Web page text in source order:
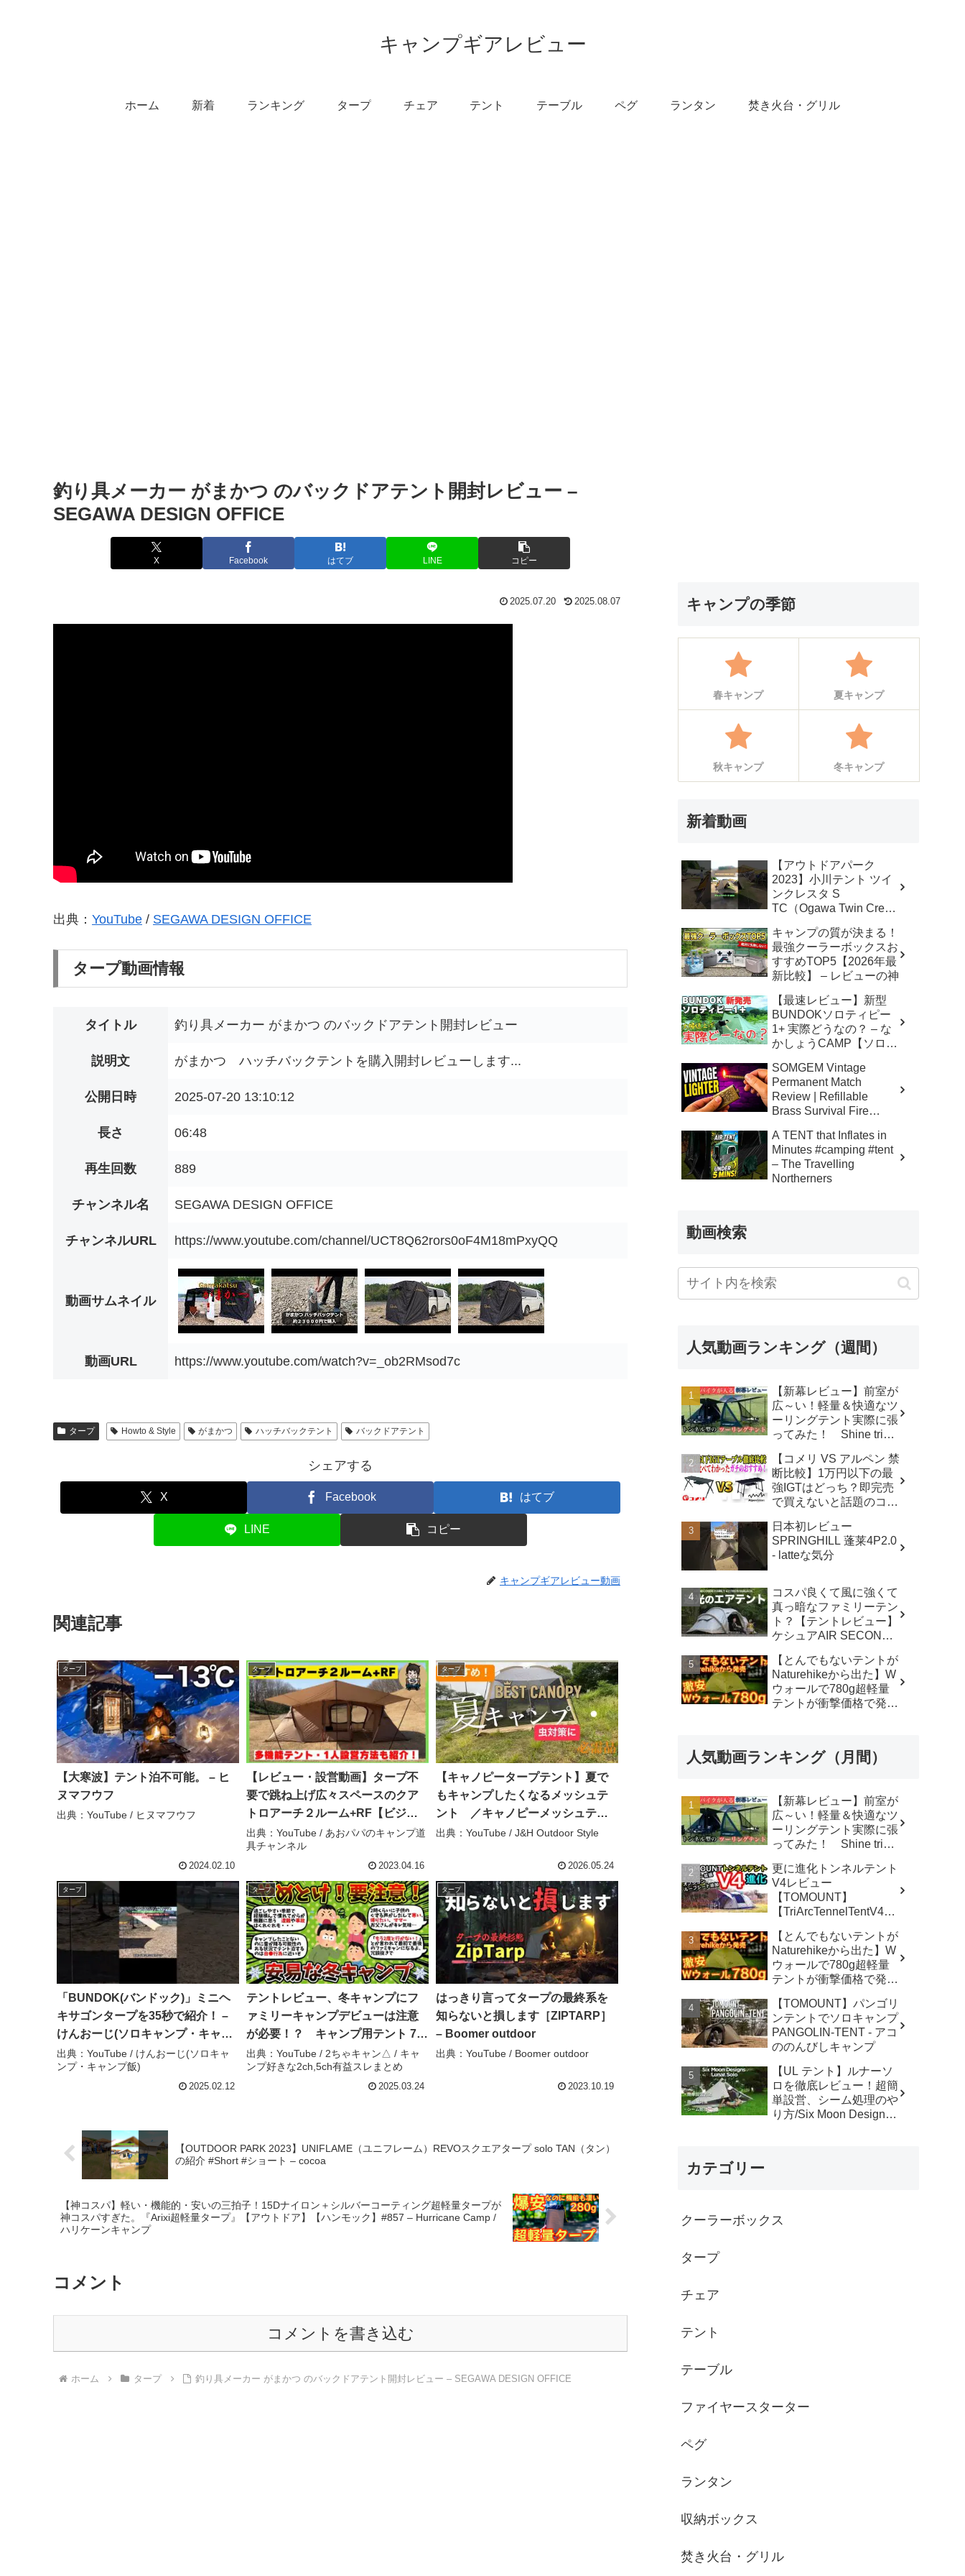
キャンプギアレビュー
ホーム 新着 ランキング タープ チェア テント テーブル ペグ ランタン 焚き火台・グリル
釣り具メーカー がまかつ のバックドアテント開封レビュー –
SEGAWA DESIGN OFFICE
X Facebook はてブ LINE コピー
2025.07.20 2025.08.07
出典： YouTube / SEGAWA DESIGN OFFICE
タープ動画情報
タイトル 釣り具メーカー がまかつ のバックドアテント開封レビュー
説明文 がまかつ ハッチバックテントを購入開封レビューします...
公開日時 2025-07-20 13:10:12
長さ 06:48
再生回数 889
チャンネル名 SEGAWA DESIGN OFFICE
チャンネルURL https://www.youtube.com/channel/UCT8Q62rors0oF4M18mPxyQQ
動画サムネイル
動画URL https://www.youtube.com/watch?v=_ob2RMsod7c
タープ Howto & Style がまかつ ハッチバックテント バックドアテント
シェアする
X Facebook はてブ
LINE コピー
キャンプギアレビュー動画
関連記事
タープ
【大寒波】テント泊不可能。 – ヒ
ヌマフウフ
出典：YouTube / ヒヌマフウフ
2024.02.10
タープ
【レビュー・設営動画】タープ不
要で跳ね上げ広々スペースのクア
トロアーチ２ルーム+RF【ビジョ
ンピークス】おすすめトンネル型
ツールームテント – あおパパのキ
出典：YouTube / あおパパのキャンプ道
具チャンネル
2023.04.16
タープ
【キャノピータープテント】夏で
もキャンプしたくなるメッシュテ
ント ／キャノピーメッシュテン
ト レビュー – J&H Outdoor
出典：YouTube / J&H Outdoor Style
2026.05.24
タープ
「BUNDOK(バンドック)」ミニヘ
キサゴンタープを35秒で紹介！ –
けんおーじ(ソロキャンプ・キャン
プ飯)
出典：YouTube / けんおーじ(ソロキャ
ンプ・キャンプ飯)
2025.02.12
タープ
テントレビュー、冬キャンプにフ
ァミリーキャンプデビューは注意
が必要！？ キャンプ用テント 75
張り目③ – 2ちゃキャン△ / キャン
プ好きな2ch,5ch有益スレまとめ
出典：YouTube / 2ちゃキャン△ / キャ
ンプ好きな2ch,5ch有益スレまとめ
2025.03.24
タープ
はっきり言ってタープの最終系を
知らないと損します［ZIPTARP］
– Boomer outdoor
出典：YouTube / Boomer outdoor
2023.10.19
【OUTDOOR PARK 2023】UNIFLAME（ユニフレーム）REVOスクエアタープ solo TAN（タン）
の紹介 #Short #ショート – cocoa
【神コスパ】軽い・機能的・安いの三拍子！15Dナイロン＋シルバーコーティング超軽量タープが
神コスパすぎた。『Arixi超軽量タープ』【アウトドア】【ハンモック】#857 – Hurricane Camp /
ハリケーンキャンプ
コメント
コメントを書き込む
ホーム タープ 釣り具メーカー がまかつ のバックドアテント開封レビュー – SEGAWA DESIGN OFFICE
キャンプの季節
春キャンプ 夏キャンプ
秋キャンプ 冬キャンプ
新着動画
【アウトドアパーク
2023】小川テント ツイ
ンクレスタ S
TC（Ogawa Twin Cresta
介 #Short #ショート –
akoakoa
キャンプの質が決まる！
最強クーラーボックスお
すすめTOP5【2026年最
新比較】 – レビューの神
【最速レビュー】新型
BUNDOKソロティピー
1+ 実際どうなの？ – な
かしょうCAMP【ソロキ
ン】
SOMGEM Vintage
Permanent Match
Review | Refillable
Brass Survival Fire
Honest Reviews
A TENT that Inflates in
Minutes #camping #tent
– The Travelling
Northerners
動画検索
人気動画ランキング（週間）
【新幕レビュー】前室が
広～い！軽量＆快適なツ
ーリングテント実際に張
ってみた！ Shine trip
な気分
【コメリ VS アルペン 禁
断比較】1万円以下の最
強IGTはどっち？即完売
で買えないと話題のコメ
ー！【アウトドアシステ
ムテーブル VS アルミユ
ニットテーブル】 - ヤミ
日本初レビュー
SPRINGHILL 蓬莱4P2.0
- latteな気分
コスパ良くて風に強くて
真っ暗なファミリーテン
ト？【テントレビュー】
ケシュアAIR SECONDS
FRESH&BLACK - 脱サ
ラ さいとう夫婦
【とんでもないテントが
Naturehikeから出た】W
ウォールで780g超軽量
テントが衝撃価格で発売
【アウトドア】#855 -
人気動画ランキング（月間）
【新幕レビュー】前室が
広～い！軽量＆快適なツ
ーリングテント実際に張
ってみた！ Shine trip
な気分
更に進化トンネルテント
V4レビュー
【TOMOUNT】
【TriArcTennelTentV4】
カ】
【とんでもないテントが
Naturehikeから出た】W
ウォールで780g超軽量
テントが衝撃価格で発売
解説の保存版【ULギ
ア】【キャンプ道具】
【アウトドア】#855 -
Hurricane Camp / ハリケ
ーンキャンプ
【TOMOUNT】パンゴリ
ンテントでソロキャンプ
PANGOLIN-TENT - アコ
ののんびしキャンプ
【UL テント】ルナーソ
ロを徹底レビュー！超簡
単設営、シーム処理のや
り方/Six Moon Designs
カテゴリー
クーラーボックス
タープ
チェア
テント
テーブル
ファイヤースターター
ペグ
ランタン
収納ボックス
焚き火台・グリル